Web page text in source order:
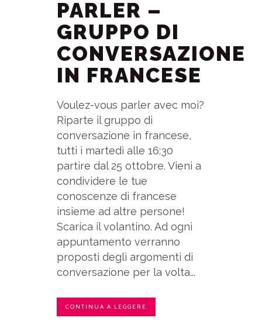
PARLER –
GRUPPO DI
CONVERSAZIONE
IN FRANCESE
Voulez-vous parler avec moi?
Riparte il gruppo di
conversazione in francese,
tutti i martedì alle 16:30
partire dal 25 ottobre. Vieni a
condividere le tue
conoscenze di francese
insieme ad altre persone!
Scarica il volantino. Ad ogni
appuntamento verranno
proposti degli argomenti di
conversazione per la volta...
CONTINUA A LEGGERE